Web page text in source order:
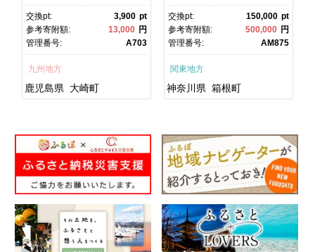
なぎ 鰻 ウナギ 蒲焼き 蒲
焼 かばやき 魚 魚介 魚貝 海
鮮 うな重 ひつまぶし 蒲
焼 訳あり ギフト 人気 おす
半島 A703
交換pt: 3,900 pt
参考寄附額:
13,000 円
管理番号:
A703
九州地方
鹿児島県 大崎町
行クーポン クーポン 箱根
町ふるさと納税 神奈川県ふ
るさと納税 神奈川県 箱根
町
交換pt: 150,000 pt
参考寄附額:
500,000 円
管理番号:
AM875
関東地方
神奈川県 箱根町